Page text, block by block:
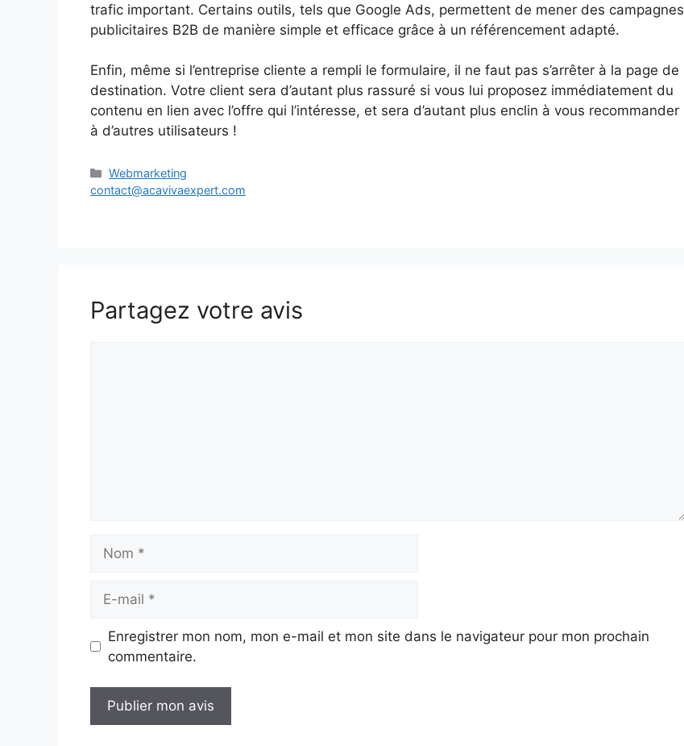
trafic important. Certains outils, tels que Google Ads, permettent de mener des campagnes
publicitaires B2B de manière simple et efficace grâce à un référencement adapté.
Enfin, même si l’entreprise cliente a rempli le formulaire, il ne faut pas s’arrêter à la page de
destination. Votre client sera d’autant plus rassuré si vous lui proposez immédiatement du
contenu en lien avec l’offre qui l’intéresse, et sera d’autant plus enclin à vous recommander
à d’autres utilisateurs !
Catégories
Webmarketing
contact@acavivaexpert.com
Partagez votre avis
mail
Enregistrer mon nom, mon e-mail et mon site dans le navigateur pour mon prochain
commentaire.